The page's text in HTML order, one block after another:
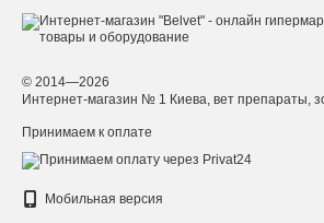
© 2014—2026
Интернет-магазин № 1 Киева, вет препараты,
Принимаем к оплате
Мобильная версия